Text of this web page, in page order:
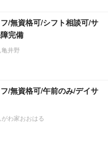
/無資格可/シフト相談可/サ
完備
井野
/無資格可/午前のみ/デイサ
わ家おおはる